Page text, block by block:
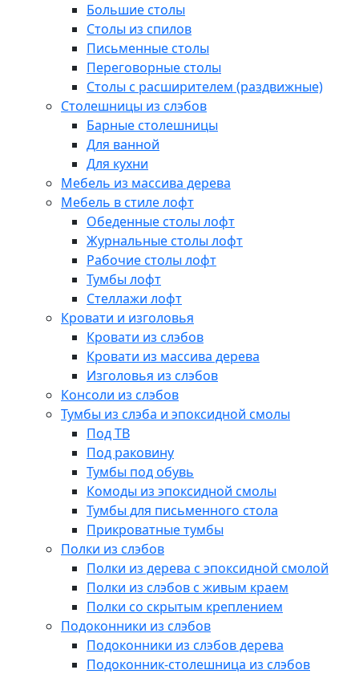
Большие столы
Столы из спилов
Письменные столы
Переговорные столы
Столы с расширителем (раздвижные)
Столешницы из слэбов
Барные столешницы
Для ванной
Для кухни
Мебель из массива дерева
Мебель в стиле лофт
Обеденные столы лофт
Журнальные столы лофт
Рабочие столы лофт
Тумбы лофт
Стеллажи лофт
Кровати и изголовья
Кровати из слэбов
Кровати из массива дерева
Изголовья из слэбов
Консоли из слэбов
Тумбы из слэба и эпоксидной смолы
Под ТВ
Под раковину
Тумбы под обувь
Комоды из эпоксидной смолы
Тумбы для письменного стола
Прикроватные тумбы
Полки из слэбов
Полки из дерева с эпоксидной смолой
Полки из слэбов с живым краем
Полки со скрытым креплением
Подоконники из слэбов
Подоконники из слэбов дерева
Подоконник-столешница из слэбов